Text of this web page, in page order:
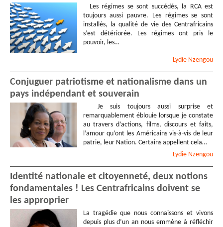
Les régimes se sont succédés, la RCA est
toujours aussi pauvre. Les régimes se sont
installés, la qualité de vie des Centrafricains
s’est détériorée. Les régimes ont pris le
pouvoir, les…
Lydie Nzengou
Conjuguer patriotisme et nationalisme dans un
pays indépendant et souverain
Je suis toujours aussi surprise et
remarquablement éblouie lorsque je constate
au travers d’actions, films, discours et faits,
l’amour qu’ont les Américains vis-à-vis de leur
patrie, leur Nation. Certains appellent cela…
Lydie Nzengou
Identité nationale et citoyenneté, deux notions
fondamentales ! Les Centrafricains doivent se
les approprier
La tragédie que nous connaissons et vivons
depuis plus d’un an nous emmène à réfléchir